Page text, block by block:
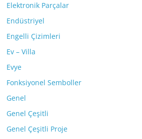
Elektronik Parçalar
Endüstriyel
Engelli Çizimleri
Ev – Villa
Evye
Fonksiyonel Semboller
Genel
Genel Çeşitli
Genel Çeşitli Proje